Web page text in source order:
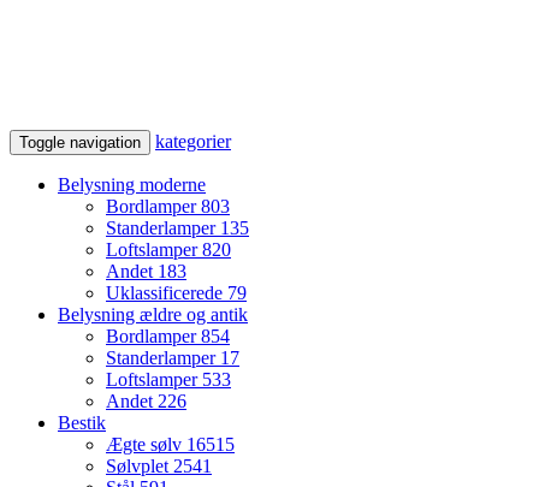
Toggle navigation kategorier
Belysning moderne
Bordlamper803
Standerlamper 135
Loftslamper820
Andet 183
Uklassificerede 79
Belysning ældre og antik
Bordlamper854
Standerlamper 17
Loftslamper 533
Andet226
Bestik
Ægte sølv 16515
Sølvplet2541